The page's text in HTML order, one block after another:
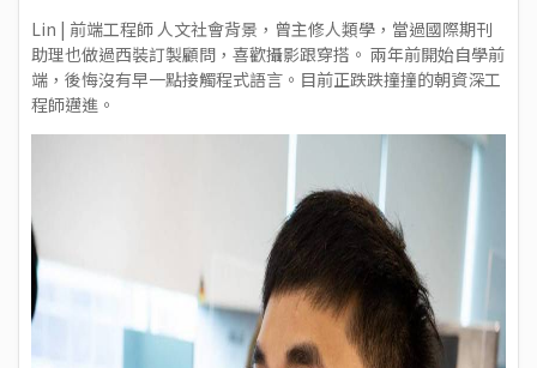
Lin | 前端工程師 人文社會背景，曾主修人類學，當過國際期刊
助理也做過西裝訂製顧問，喜歡攝影跟穿搭。 兩年前開始自學前
端，後悔沒有早一點接觸程式語言。目前正跌跌撞撞的朝資深工
程師邁進。